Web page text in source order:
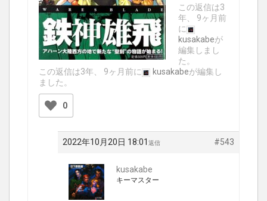
この返信は3
年、 9ヶ月前
に
kusakabeが
編集しまし
た。
この返信は3年、 9ヶ月前に
kusakabeが編集し
ました。
0
2022年10月20日 18:01 #543
返信
kusakabe
キーマスター